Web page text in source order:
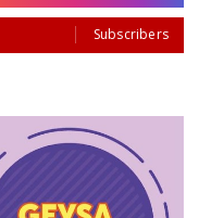
Subscribers